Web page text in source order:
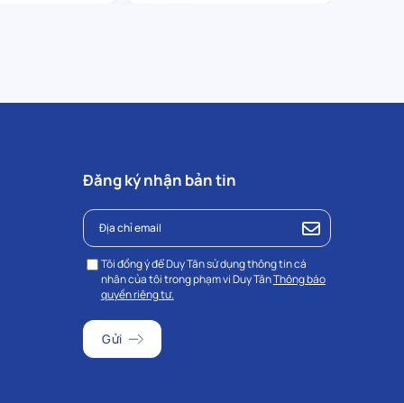
Đăng ký nhận bản tin
Tôi đồng ý để Duy Tân sử dụng thông tin cá
nhân của tôi trong phạm vi Duy TânThông báo
quyền riêng tư.